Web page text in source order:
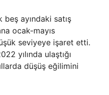
beş ayındaki satış
ocak-mayıs
seviyeye işaret etti.
yılında ulaştığı
düşüş eğilimini